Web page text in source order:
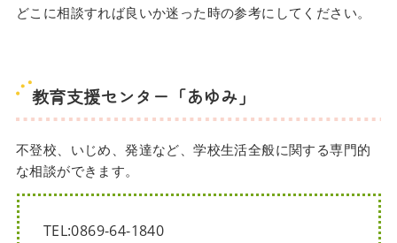
どこに相談すれば良いか迷った時の参考にしてください。
教育支援センター「あゆみ」
不登校、いじめ、発達など、学校生活全般に関する専門的
な相談ができます。
TEL:0869-64-1840